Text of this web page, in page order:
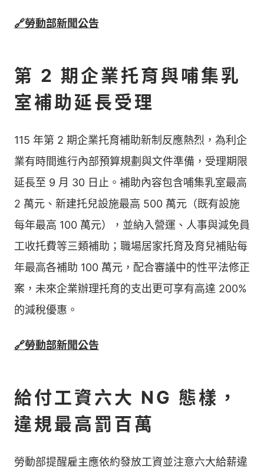
🔗勞動部新聞公告
第 2 期企業托育與哺集乳
室補助延長受理
115 年第 2 期企業托育補助新制反應熱烈，為利企
業有時間進行內部預算規劃與文件準備，受理期限
延長至 9 月 30 日止。補助內容包含哺集乳室最高
2 萬元、新建托兒設施最高 500 萬元（既有設施
每年最高 100 萬元），並納入營運、人事與減免員
工收托費等三類補助；職場居家托育及育兒補貼每
年最高各補助 100 萬元，配合審議中的性平法修正
案，未來企業辦理托育的支出更可享有高達 200%
的減稅優惠。
🔗勞動部新聞公告
給付工資六大 NG 態樣，
違規最高罰百萬
勞動部提醒雇主應依約發放工資並注意六大給薪違